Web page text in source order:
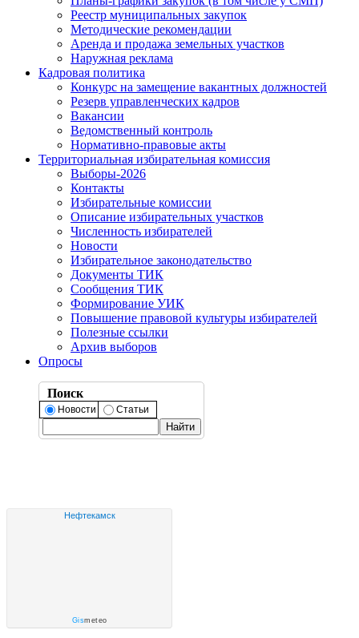
Реестр муниципальных закупок
Методические рекомендации
Аренда и продажа земельных участков
Наружная реклама
Кадровая политика
Конкурс на замещение вакантных должностей
Резерв управленческих кадров
Вакансии
Ведомственный контроль
Нормативно-правовые акты
Территориальная избирательная комиссия
Выборы-2026
Контакты
Избирательные комиссии
Описание избирательных участков
Численность избирателей
Новости
Избирательное законодательство
Документы ТИК
Сообщения ТИК
Формирование УИК
Повышение правовой культуры избирателей
Полезные ссылки
Архив выборов
Опросы
Поиск
Новости Статьи
Нефтекамск
Gismeteo